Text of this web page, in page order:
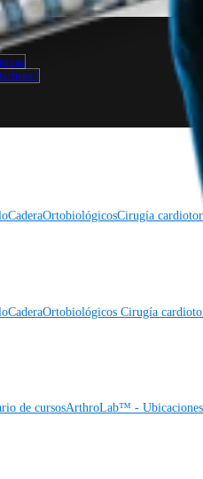
CaderaOrtobiológicosCirugía
CaderaOrtobiológicos Cirugía
de cursosArthroLab™ - Ubicaciones